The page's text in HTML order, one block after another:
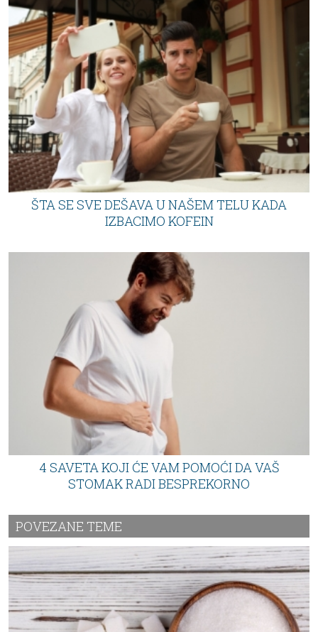
ŠTA SE SVE DEŠAVA U NAŠEM TELU KADA
IZBACIMO KOFEIN
4 SAVETA KOJI ĆE VAM POMOĆI DA VAŠ
STOMAK RADI BESPREKORNO
POVEZANE TEME